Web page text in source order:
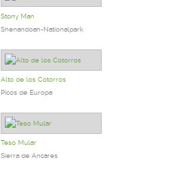
Stony Man
Shenandoah-Nationalpark
Alto de los Cotorros
Picos de Europa
Teso Mular
Sierra de Ancares